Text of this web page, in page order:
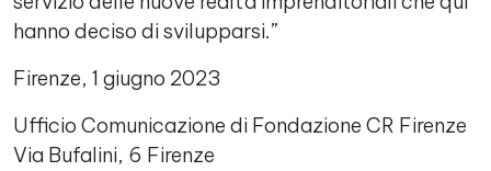
hanno deciso di svilupparsi.”
Firenze, 1 giugno 2023
Ufficio Comunicazione di Fondazione CR Firenze
Via Bufalini, 6 Firenze